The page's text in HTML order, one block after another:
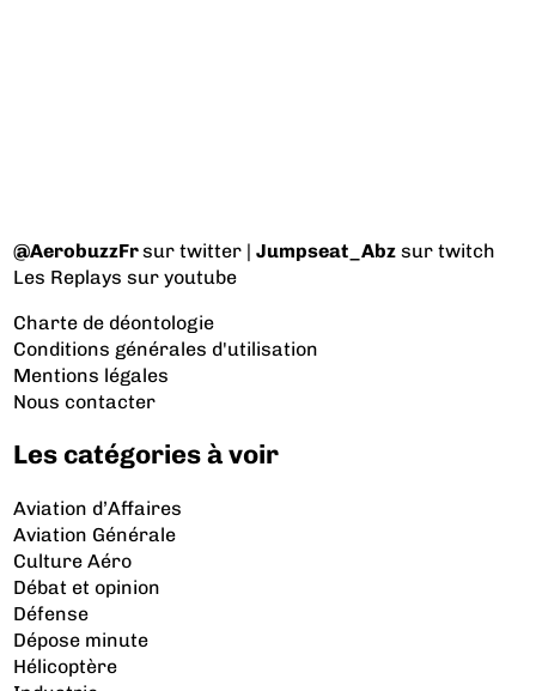
@AerobuzzFrsur twitter |Jumpseat_Abz sur twitch
Les Replays sur youtube
Charte de déontologie
Conditions générales d'utilisation
Mentions légales
Nous contacter
Les catégories à voir
Aviation d’Affaires
Aviation Générale
Culture Aéro
Débat et opinion
Défense
Dépose minute
Hélicoptère